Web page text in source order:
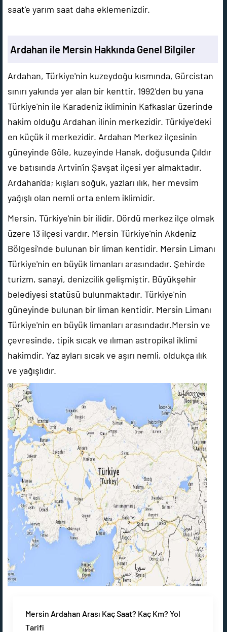
saat'e yarım saat daha eklemenizdir.
Ardahan ile Mersin Hakkında Genel Bilgiler
Ardahan, Türkiye'nin kuzeydoğu kısmında, Gürcistan
sınırı yakında yer alan bir kenttir. 1992'den bu yana
Türkiye'nin ile Karadeniz ikliminin Kafkaslar üzerinde
hakim olduğu Ardahan ilinin merkezidir. Türkiye'deki
en küçük il merkezidir. Ardahan Merkez ilçesinin
güneyinde Göle, kuzeyinde Hanak, doğusunda Çıldır
ve batısında Artvin'in Şavşat ilçesi yer almaktadır.
Ardahan'da; kışları soğuk, yazları ılık, her mevsim
yağışlı olan nemli orta enlem iklimidir.
Mersin, Türkiye'nin bir ilidir. Dördü merkez ilçe olmak
üzere 13 ilçesi vardır. Mersin Türkiye'nin Akdeniz
Bölgesi'nde bulunan bir liman kentidir. Mersin Limanı
Türkiye'nin en büyük limanları arasındadır. Şehirde
turizm, sanayi, denizcilik gelişmiştir. Büyükşehir
belediyesi statüsü bulunmaktadır. Türkiye'nin
güneyinde bulunan bir liman kentidir. Mersin Limanı
Türkiye'nin en büyük limanları arasındadır.Mersin ve
çevresinde, tipik sıcak ve ılıman astropikal iklimi
hakimdir. Yaz ayları sıcak ve aşırı nemli, oldukça ılık
ve yağışlıdır.
Mersin Ardahan Arası Kaç Saat? Kaç Km? Yol
Tarifi